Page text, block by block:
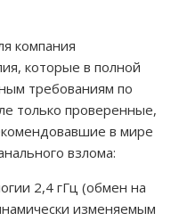
компания
которые в полной
требованиям по
только проверенные,
в мире
взлома:
2,4 гГц (обмен на
изменяемым